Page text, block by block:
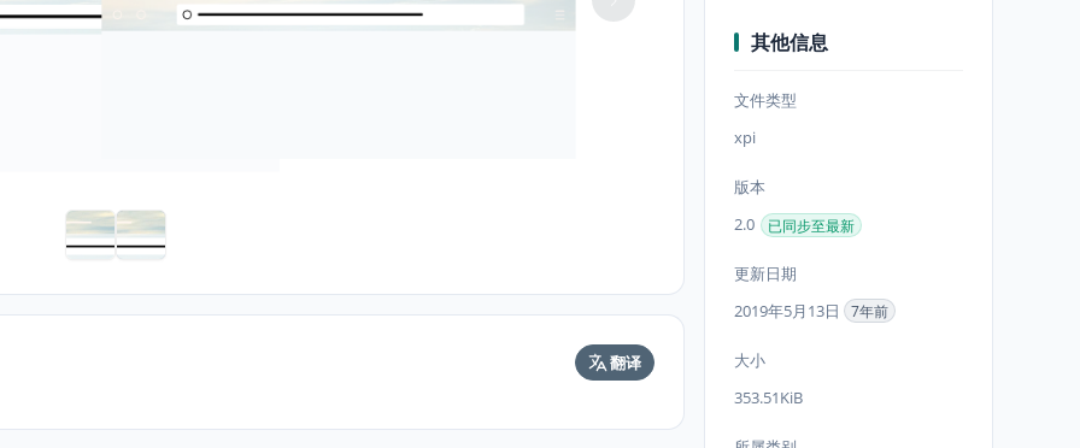
翻译
其他信息
文件类型
xpi
版本
2.0
已同步至最新
更新日期
2019年5月13日
7年前
大小
353.51KiB